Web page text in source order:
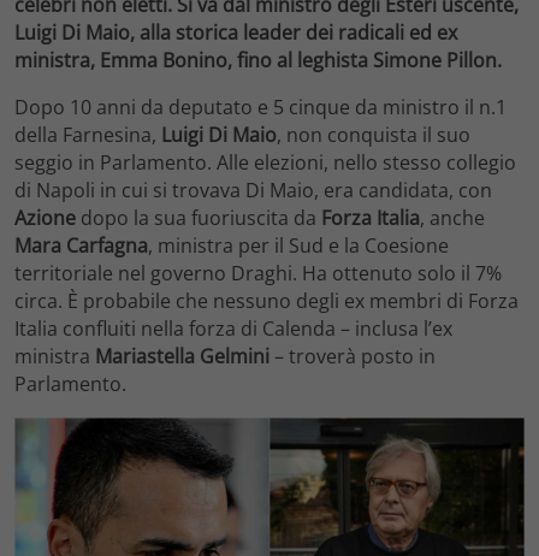
Luigi Di Maio, alla storica leader dei radicali ed ex
ministra, Emma Bonino, fino al leghista Simone Pillon.
Dopo 10 anni da deputato e 5 cinque da ministro il n.1
della Farnesina, Luigi Di Maio, non conquista il suo
seggio in Parlamento. Alle elezioni, nello stesso collegio
di Napoli in cui si trovava Di Maio, era candidata, con
Azione dopo la sua fuoriuscita da Forza Italia, anche
Mara Carfagna, ministra per il Sud e la Coesione
territoriale nel governo Draghi. Ha ottenuto solo il 7%
circa. È probabile che nessuno degli ex membri di Forza
Italia confluiti nella forza di Calenda – inclusa l’ex
ministra Mariastella Gelmini– troverà posto in
Parlamento.